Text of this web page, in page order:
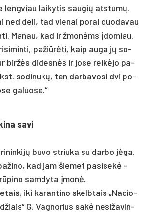
leng­viau lai­ky­tis sau­gių at­stumų.
ne­di­de­li, tad vie­nai po­rai duo­da­vau
Ma­nau, kad ir žmonėms įdo­miau.
pa­žiūrė­ti, kaip au­ga jų so­
biržės di­desnės ir jo­se reikė­jo pa­
so­di­nukų, ten dar­ba­vo­si dvi po­
ga­luo­se.“
sa­vi
bu­vo striu­ka su dar­bo jėga,
kad jam šie­met pa­si­sekė –
sam­dy­ta įmonė.
iki ka­ran­ti­no skelb­tais „Na­cio­
G. Vag­no­rius sakė ne­si­ža­vin­